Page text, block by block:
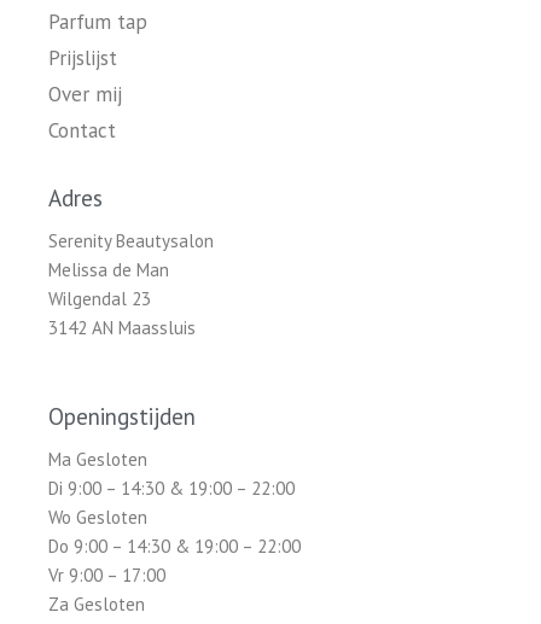
Parfum tap
Prijslijst
Over mij
Contact
Adres
Serenity Beautysalon
Melissa de Man
Wilgendal 23
3142 AN Maassluis
Openingstijden
Ma Gesloten
Di 9:00 – 14:30 & 19:00 – 22:00
Wo Gesloten
Do 9:00 – 14:30 & 19:00 – 22:00
Vr 9:00 – 17:00
Za Gesloten